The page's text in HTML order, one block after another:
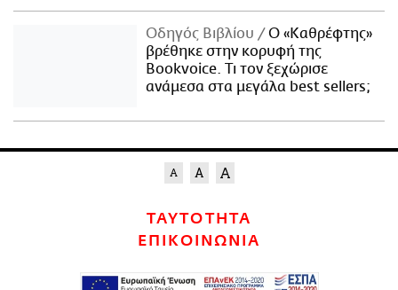
Οδηγός Βιβλίου
Ο «Καθρέφτης»
βρέθηκε στην κορυφή της
Bookvoice. Τι τον ξεχώρισε
ανάμεσα στα μεγάλα best sellers;
ΤΑΥΤΟΤΗΤΑ
ΕΠΙΚΟΙΝΩΝΙΑ